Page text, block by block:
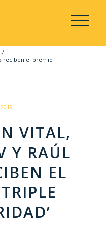
/
reciben el premio
VITAL,
Y RAÚL
EL